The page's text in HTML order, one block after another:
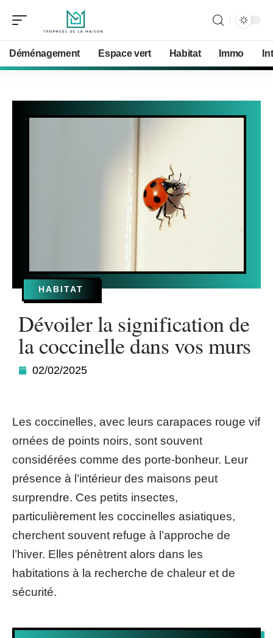
Déménagement Espace vert Habitat Immo
HABITAT
Dévoiler la signification de
la coccinelle dans vos murs
02/02/2025
Les coccinelles, avec leurs carapaces rouge vif
ornées de points noirs, sont souvent
considérées comme des porte-bonheur. Leur
présence à l’intérieur des maisons peut
surprendre. Ces petits insectes,
particulièrement les coccinelles asiatiques,
cherchent souvent refuge à l’approche de
l’hiver. Elles pénètrent alors dans les
habitations à la recherche de chaleur et de
sécurité.